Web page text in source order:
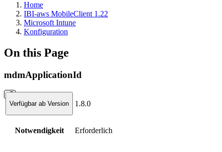
Home
IBI-aws MobileClient 1.22
Microsoft Intune
Konfiguration
On this Page
mdmApplicationId
Verfügbar ab Version 1.8.0
Notwendigkeit Erforderlich